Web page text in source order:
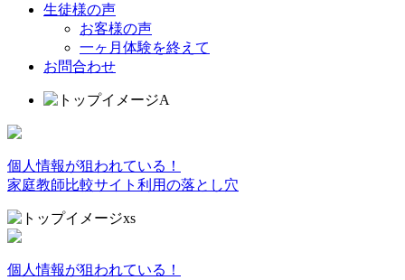
生徒様の声
お客様の声
一ヶ月体験を終えて
お問合わせ
個人情報が狙われている！
家庭教師比較サイト利用の落とし穴
個人情報が狙われている！